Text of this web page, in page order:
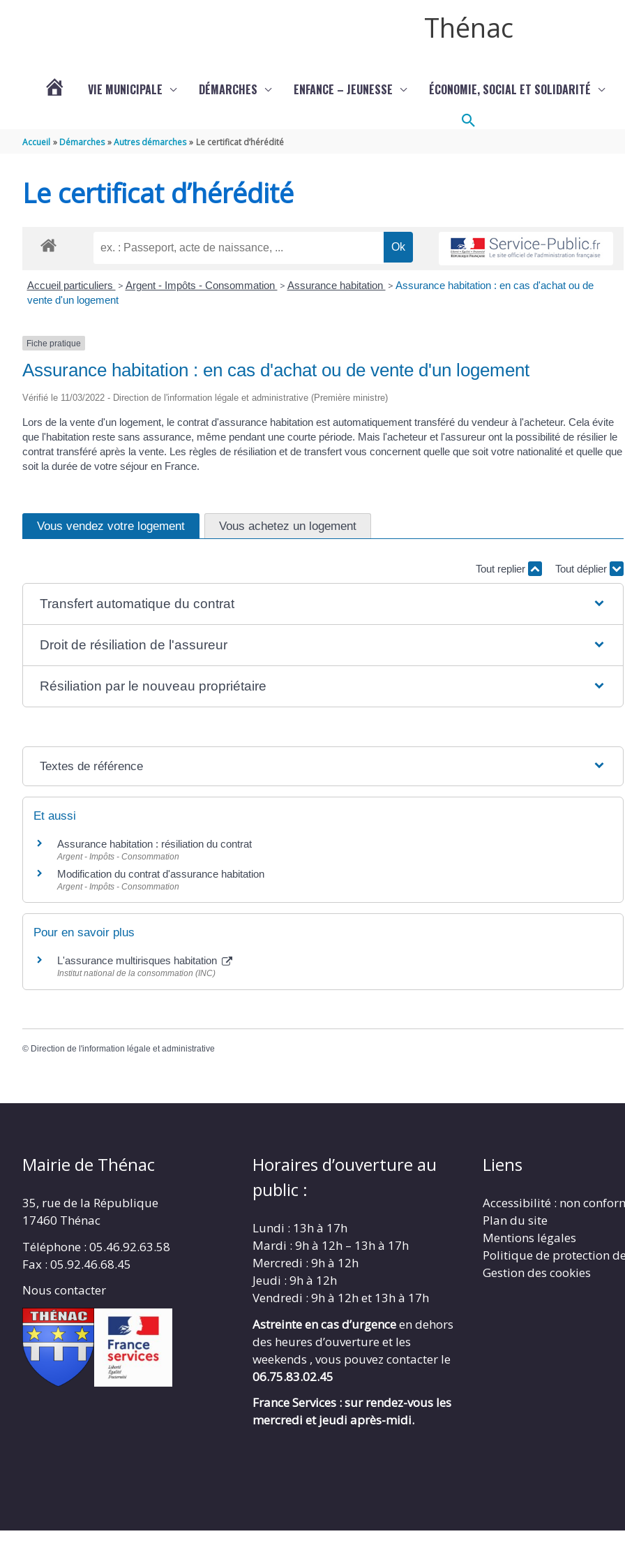
Thénac
THÉNAC
VIE MUNICIPALE DÉMARCHES ENFANCE – JEUNESSE ÉCONOMIE, SOCIAL ET SOLIDARITÉ
Rechercher
Accueil Démarches Autres démarches Le certificat d’hérédité
Le certificat d’hérédité
Accueil particuliers > Argent - Impôts - Consommation > Assurance habitation > Assurance habitation : en cas d'achat ou de
vente d'un logement
Fiche pratique
Assurance habitation : en cas d'achat ou de vente d'un logement
Vérifié le 11/03/2022 - Direction de l'information légale et administrative (Première ministre)
Lors de la vente d'un logement, le contrat d'assurance habitation est automatiquement transféré du vendeur à l'acheteur. Cela évite
que l'habitation reste sans assurance, même pendant une courte période. Mais l'acheteur et l'assureur ont la possibilité de résilier le
contrat transféré après la vente. Les règles de résiliation et de transfert vous concernent quelle que soit votre nationalité et quelle que
soit la durée de votre séjour en France.
Vous vendez votre logement Vous achetez un logement
Tout replier Tout déplier
Transfert automatique du contrat
Droit de résiliation de l'assureur
Résiliation par le nouveau propriétaire
Textes de référence
Et aussi
Assurance habitation : résiliation du contrat
Argent - Impôts - Consommation
Modification du contrat d'assurance habitation
Argent - Impôts - Consommation
Pour en savoir plus
L'assurance multirisques habitation
Institut national de la consommation (INC)
© Direction de l'information légale et administrative
Mairie de Thénac
35, rue de la République
17460 Thénac
Téléphone : 05.46.92.63.58
Fax : 05.92.46.68.45
Nous contacter
Horaires d’ouverture au
public :
Lundi : 13h à 17h
Mardi : 9h à 12h – 13h à 17h
Mercredi : 9h à 12h
Jeudi : 9h à 12h
Vendredi : 9h à 12h et 13h à 17h
Astreinte en cas d’urgenceen dehors
des heures d’ouverture et les
weekends , vous pouvez contacter le
06.75.83.02.45
France Services : sur rendez-vous les
mercredi et jeudi après-midi.
Liens
Accessibilité : non
Plan du site
Mentions légales
Politique de protection
Gestion des cookies